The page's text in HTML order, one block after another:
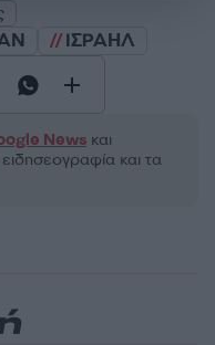
ΙΣΡΑΗΛ
News και
και τα